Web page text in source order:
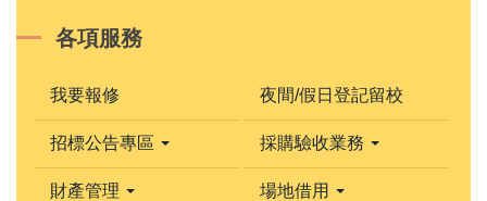
各項服務
我要報修 夜間/假日登記留校
招標公告專區 採購驗收業務
財產管理 場地借用